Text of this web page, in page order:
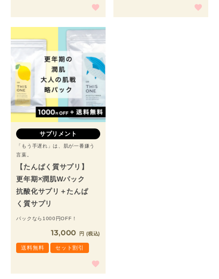
サプリメント
「もう手遅れ」は、肌が一番嫌う
言葉。
【たんぱく質サプリ】
更年期×潤肌Wパック
抗酸化サプリ＋たんぱ
く質サプリ
パックなら1000円OFF！
13,000 税込
送料無料 セット割引